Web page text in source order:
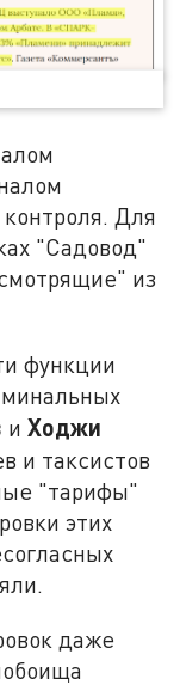
контроля. Для
"Садовод"
из
функции
иХоджи
и таксистов
"тарифы"
этих
даже